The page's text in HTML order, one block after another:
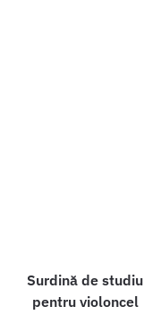
Surdină de studiu
pentru violoncel